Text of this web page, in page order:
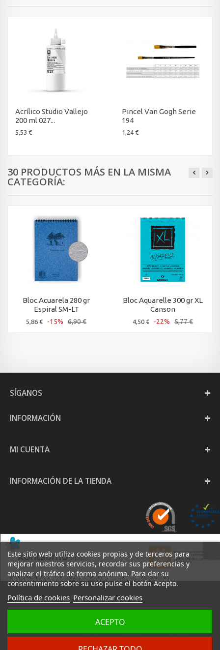
Acrílico Studio Vallejo
200 ml 027...
5,53 €
Pincel Van Gogh Serie
194
1,24 €
30 PRODUCTOS MÁS EN LA MISMA
CATEGORÍA:
Bloc Acuarela 280 gr
Espiral SM-LT
5,86 € -15% 6,90 €
Bloc Aquarelle 300 gr XL
Canson
4,50 € -22% 5,77 €
Este sitio web utiliza cookies propias y de terceros para
mejorar nuestros servicios, recordar sus preferencias y
analizar el tráfico de forma anónima. Para dar su
consentimiento sobre su uso pulse el botón Acepto.
Política de cookies Personalizar cookies
ACEPTO
SÍGANOS
INFORMACIÓN
MI CUENTA
INFORMACIÓN DE LA TIENDA
DESARROLLO:IZARNET
AVISO
LEGAL
POLÍTICA DE
PRIVACIDAD
COOKIES